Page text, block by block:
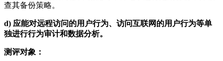
查其备份策略。
d) 应能对远程访问的用户行为、访问互联网的用户行为等单
独进行行为审计和数据分析。
测评对象：